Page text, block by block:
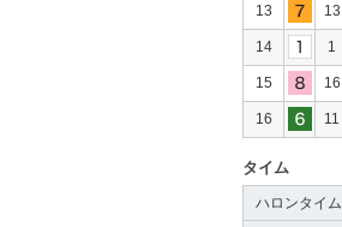
13 13
14 1
15 16
16 11
タイム
ハロンタイム